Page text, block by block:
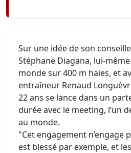
Sur une idée de son
Stéphane Diagana, lui-
monde sur 400 m haies, et
entraîneur Renaud
22 ans se lance dans un
durée avec le meeting, l’un
au monde.
"Cet engagement n’engage
est blessé par exemple, et